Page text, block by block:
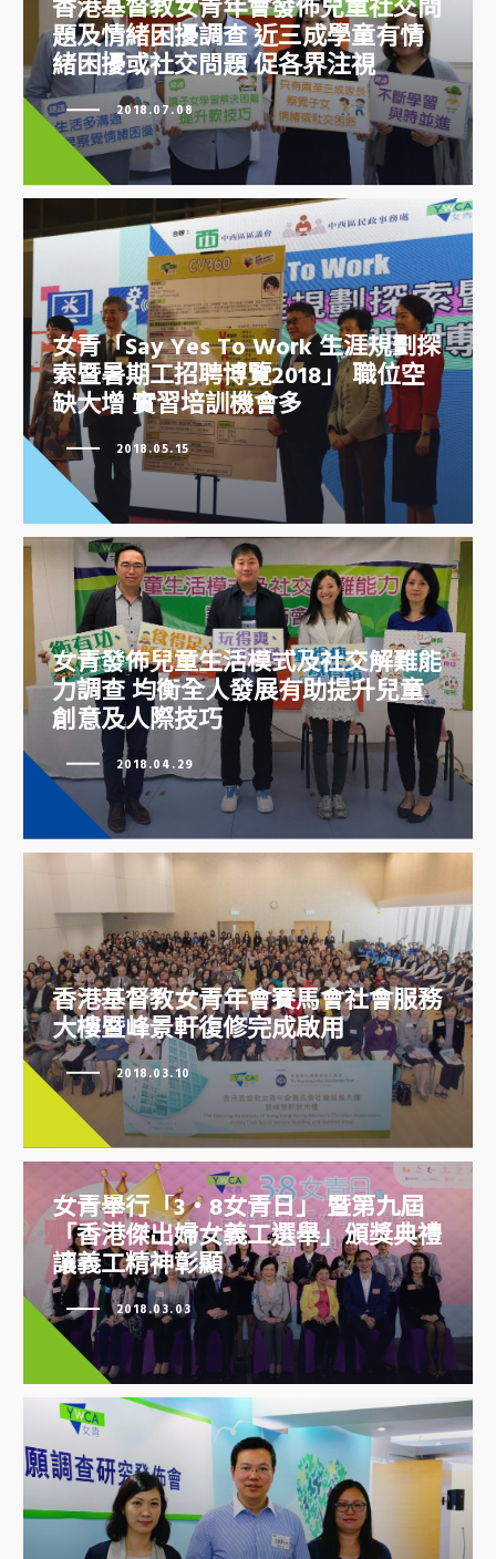
香港基督教女青年會發佈兒童社交
問題及情緒困擾調查 近三成學童
有情緒困擾或社交問題 促各界注
視
香港基督教女青年會發佈兒童社交問
題及情緒困擾調查 近三成學童有情
緒困擾或社交問題 促各界注視
2018.07.08
女青「Say Yes To Work 生涯規劃
探索暨暑期工招聘博覽2018」 職
位空缺大增 實習培訓機會多
女青「Say Yes To Work 生涯規劃探
索暨暑期工招聘博覽2018」 職位空
缺大增 實習培訓機會多
2018.05.15
女青發佈兒童生活模式及社交解難
能力調查 均衡全人發展有助提升
兒童創意及人際技巧
女青發佈兒童生活模式及社交解難能
力調查 均衡全人發展有助提升兒童
創意及人際技巧
2018.04.29
香港基督教女青年會賽馬會社會服
務大樓暨峰景軒復修完成啟用
香港基督教女青年會賽馬會社會服務
大樓暨峰景軒復修完成啟用
2018.03.10
女青舉行「3‧8女青日」 暨第九
屆「香港傑出婦女義工選舉」頒獎
典禮 讓義工精神彰顯
女青舉行「3‧8女青日」 暨第九屆
「香港傑出婦女義工選舉」頒獎典禮
讓義工精神彰顯
2018.03.03
女青公佈「兒童志願調查」結果